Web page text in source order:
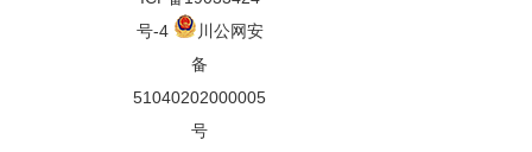
号-4
川公网安
备
51040202000005
号